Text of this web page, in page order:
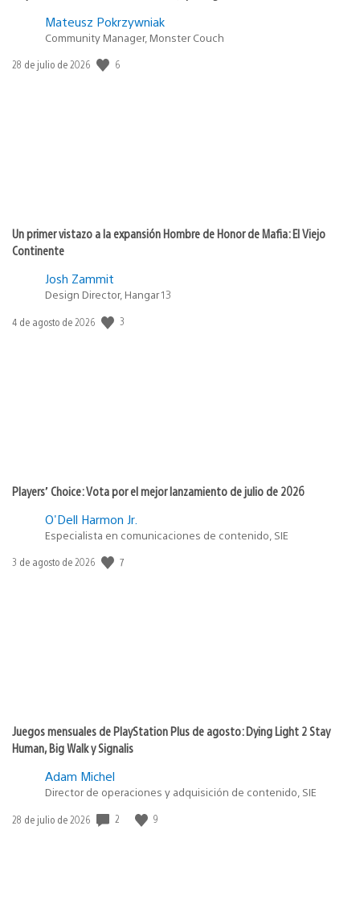
Mateusz Pokrzywniak
Community Manager, Monster Couch
Fecha
28 de julio de 2026 6
Un primer vistazo a la expansión Hombre de Honor de Mafia: El Viejo
Continente
Josh Zammit
Design Director, Hangar 13
Fecha
4 de agosto de 2026 3
Players’ Choice: Vota por el mejor lanzamiento de julio de 2026
O'Dell Harmon Jr.
Especialista en comunicaciones de contenido, SIE
Fecha
3 de agosto de 2026 7
Juegos mensuales de PlayStation Plus de agosto: Dying Light 2 Stay
Human, Big Walk y Signalis
Adam Michel
Director de operaciones y adquisición de contenido, SIE
Fecha
28 de julio de 2026 2 9